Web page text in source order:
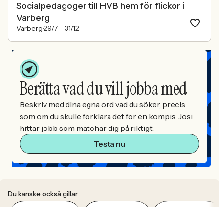
Socialpedagoger till HVB hem för flickor i
Varberg
Varberg29/7 – 31/12
Berätta vad du vill jobba med
Beskriv med dina egna ord vad du söker, precis
som om du skulle förklara det för en kompis. Josi
hittar jobb som matchar dig på riktigt.
Testa nu
Du kanske också gillar